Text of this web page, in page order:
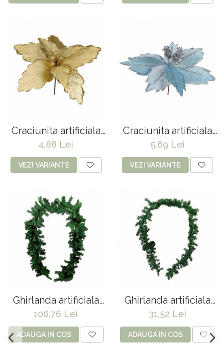
Craciunita artificiala
din catifea H35*26 cm
4,88 Lei
VEZI VARIANTE
Craciunita artificiala
din catifea H34 * 30
cm
5,69 Lei
VEZI VARIANTE
Ghirlanda artificiala
din Brad - 270 cm
106,76 Lei
ADAUGA IN COS
Ghirlanda artificiala
din Brad - 270 cm
31,52 Lei
ADAUGA IN COS